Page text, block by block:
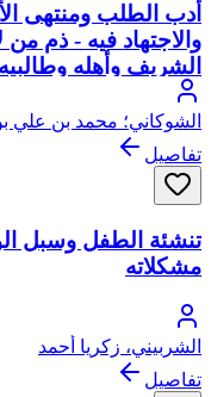
أدب الطلب ومنتهى
والاجتهاد فيه - ذم
الشريف وأهله وطالبيه
الشوكاني؛ محمد بن علي
تفاصيل
تنشئة الطفل وسبل
مشكلاته
الشربيني، زكريا أحمد
تفاصيل